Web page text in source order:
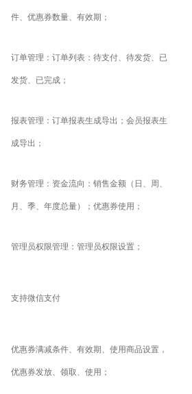
件、优惠券数量、有效期；
订单管理：订单列表：待支付、待发货、已
发货、已完成；
报表管理：订单报表生成导出；会员报表生
成导出；
财务管理：资金流向：销售金额（日、周、
月、季、年度总量）；优惠券使用；
管理员权限管理：管理员权限设置；
支持微信支付
优惠券满减条件、有效期、使用商品设置，
优惠券发放、领取、使用；